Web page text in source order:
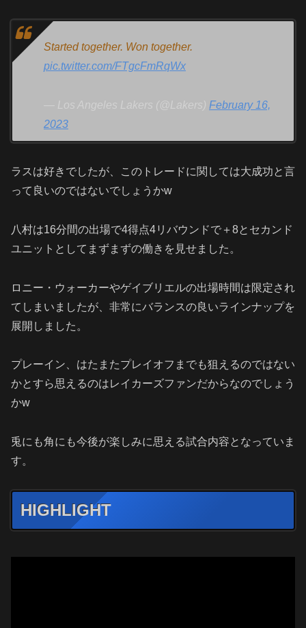
Started together. Won together.
pic.twitter.com/FTgcFmRqWx
— Los Angeles Lakers (@Lakers) February 16,
2023
ラスは好きでしたが、このトレードに関しては大成功と言
って良いのではないでしょうかw
八村は16分間の出場で4得点4リバウンドで＋8とセカンド
ユニットとしてまずまずの働きを見せました。
ロニー・ウォーカーやゲイブリエルの出場時間は限定され
てしまいましたが、非常にバランスの良いラインナップを
展開しました。
プレーイン、はたまたプレイオフまでも狙えるのではない
かとすら思えるのはレイカーズファンだからなのでしょう
かw
兎にも角にも今後が楽しみに思える試合内容となっていま
す。
HIGHLIGHT